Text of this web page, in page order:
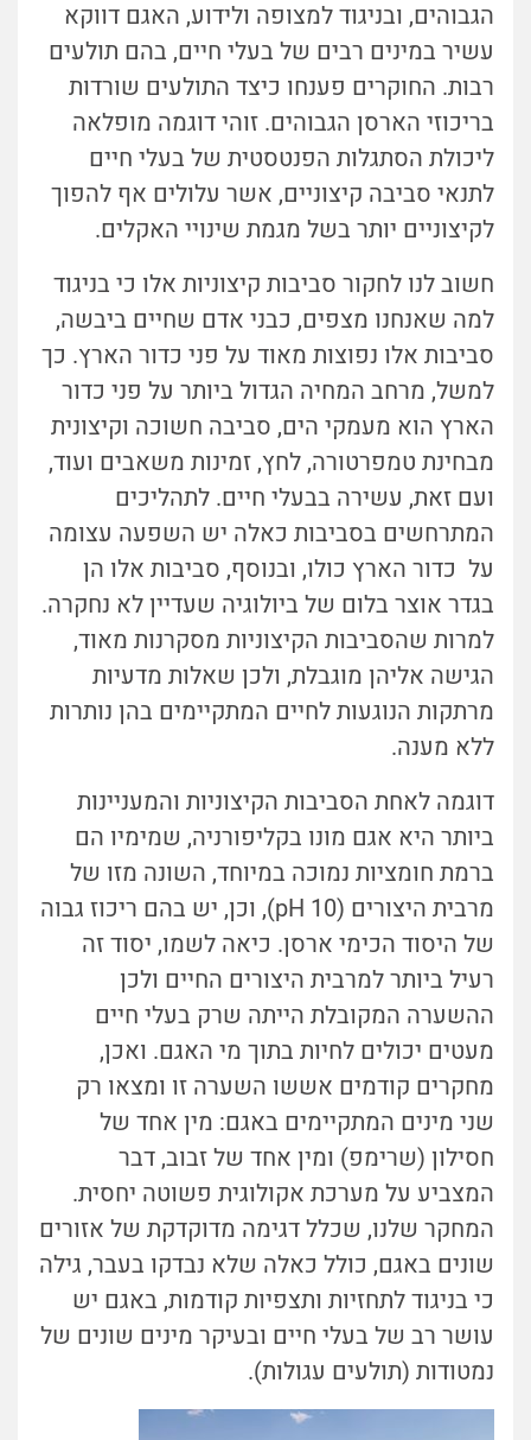
הגבוהים, ובניגוד למצופה ולידוע, האגם דווקא
עשיר במינים רבים של בעלי חיים, בהם תולעים
רבות. החוקרים פענחו כיצד התולעים שורדות
בריכוזי הארסן הגבוהים. זוהי דוגמה מופלאה
ליכולת הסתגלות הפנטסטית של בעלי חיים
לתנאי סביבה קיצוניים, אשר עלולים אף להפוך
לקיצוניים יותר בשל מגמת שינויי האקלים.
חשוב לנו לחקור סביבות קיצוניות אלו כי בניגוד
למה שאנחנו מצפים, כבני אדם שחיים ביבשה,
סביבות אלו נפוצות מאוד על פני כדור הארץ. כך
למשל, מרחב המחיה הגדול ביותר על פני כדור
הארץ הוא מעמקי הים, סביבה חשוכה וקיצונית
מבחינת טמפרטורה, לחץ, זמינות משאבים ועוד,
ועם זאת, עשירה בבעלי חיים. לתהליכים
המתרחשים בסביבות כאלה יש השפעה עצומה
על כדור הארץ כולו, ובנוסף, סביבות אלו הן
בגדר אוצר בלום של ביולוגיה שעדיין לא נחקרה.
למרות שהסביבות הקיצוניות מסקרנות מאוד,
הגישה אליהן מוגבלת, ולכן שאלות מדעיות
מרתקות הנוגעות לחיים המתקיימים בהן נותרות
ללא מענה.
דוגמה לאחת הסביבות הקיצוניות והמעניינות
ביותר היא אגם מונו בקליפורניה, שמימיו הם
ברמת חומציות נמוכה במיוחד, השונה מזו של
מרבית היצורים (pH 10), וכן, יש בהם ריכוז גבוה
של היסוד הכימי ארסן. כיאה לשמו, יסוד זה
רעיל ביותר למרבית היצורים החיים ולכן
ההשערה המקובלת הייתה שרק בעלי חיים
מעטים יכולים לחיות בתוך מי האגם. ואכן,
מחקרים קודמים אששו השערה זו ומצאו רק
שני מינים המתקיימים באגם: מין אחד של
חסילון (שרימפ) ומין אחד של זבוב, דבר
המצביע על מערכת אקולוגית פשוטה יחסית.
המחקר שלנו, שכלל דגימה מדוקדקת של אזורים
שונים באגם, כולל כאלה שלא נבדקו בעבר, גילה
כי בניגוד לתחזיות ותצפיות קודמות, באגם יש
עושר רב של בעלי חיים ובעיקר מינים שונים של
נמטודות (תולעים עגולות).